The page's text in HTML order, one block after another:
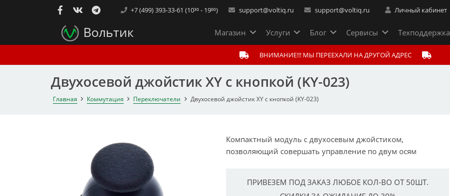
+7 (499) 393-33-61 (10³⁰ - 19⁰⁰) support@voltiq.ru support@voltiq.ru Личный кабинет
Вольтик Магазин Услуги Блог Сервисы Техподдержка
ВНИМАНИЕ!!! МЫ ПЕРЕЕХАЛИ НА ДРУГОЙ АДРЕС
Двухосевой джойстик XY с кнопкой (KY-023)
Главная Коммутация Переключатели Двухосевой джойстик XY с кнопкой (KY-023)
Компактный модуль с двухосевым джойстиком,
позволяющий совершать управление по двум осям
ПРИВЕЗЕМ ПОД ЗАКАЗ ЛЮБОЕ КОЛ-ВО ОТ 50ШТ.